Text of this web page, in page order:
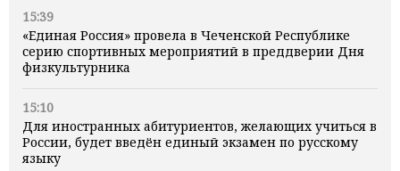
15:39
«Единая Россия» провела в Чеченской Республике
серию спортивных мероприятий в преддверии Дня
физкультурника
15:10
Для иностранных абитуриентов, желающих учиться в
России, будет введён единый экзамен по русскому
языку